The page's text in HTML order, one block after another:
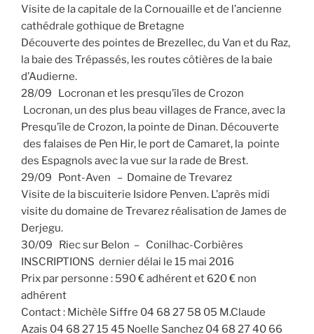
Visite de la capitale de la Cornouaille et de l’ancienne
cathédrale gothique de Bretagne
Découverte des pointes de Brezellec, du Van et du Raz,
la baie des Trépassés, les routes côtières de la baie
d’Audierne.
28/09 Locronan et les presqu’îles de Crozon
Locronan, un des plus beau villages de France, avec la
Presqu’île de Crozon, la pointe de Dinan. Découverte
des falaises de Pen Hir, le port de Camaret, la pointe
des Espagnols avec la vue sur la rade de Brest.
29/09 Pont-Aven – Domaine de Trevarez
Visite de la biscuiterie Isidore Penven. L’après midi
visite du domaine de Trevarez réalisation de James de
Derjegu.
30/09 Riec sur Belon – Conilhac-Corbières
INSCRIPTIONS dernier délai le 15 mai 2016
Prix par personne : 590 € adhérent et 620 € non
adhérent
Contact : Michèle Siffre 04 68 27 58 05 M.Claude
Azais 04 68 27 15 45 Noelle Sanchez 04 68 27 40 66